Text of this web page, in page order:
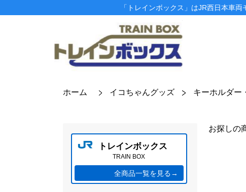
「トレインボックス」はJR西日本車
ホーム イコちゃんグッズ キーホルダー
トレインボックス
TRAIN BOX
全商品一覧を見る→
お探しの